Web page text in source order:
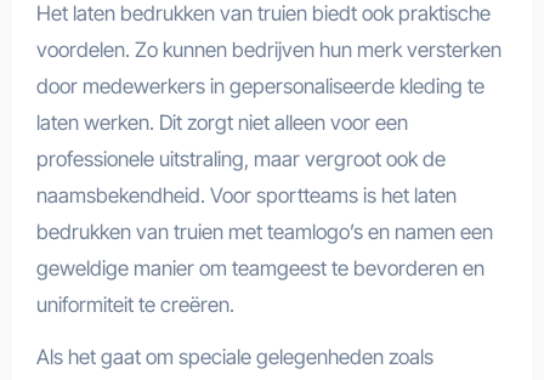
Het laten bedrukken van truien biedt ook praktische
voordelen. Zo kunnen bedrijven hun merk versterken
door medewerkers in gepersonaliseerde kleding te
laten werken. Dit zorgt niet alleen voor een
professionele uitstraling, maar vergroot ook de
naamsbekendheid. Voor sportteams is het laten
bedrukken van truien met teamlogo’s en namen een
geweldige manier om teamgeest te bevorderen en
uniformiteit te creëren.
Als het gaat om speciale gelegenheden zoals